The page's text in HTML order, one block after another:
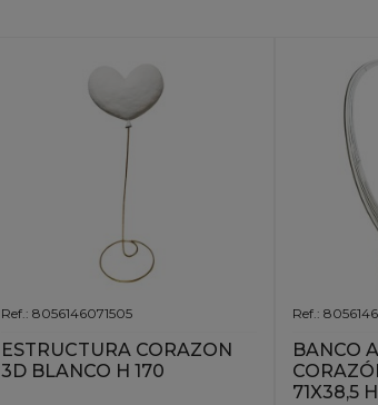
Ref.: 8056146071505
ESTRUCTURA CORAZON
3D BLANCO H 170
Ref.:
BANCO
71X38,5